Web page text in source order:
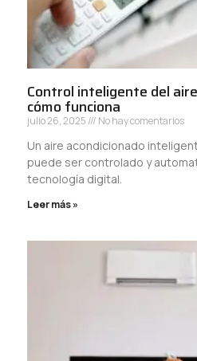
Control inteligente del
cómo funciona
julio 26, 2025 No hay comentarios
Un aire acondicionado
puede ser controlado y
tecnología digital.
Leer más »